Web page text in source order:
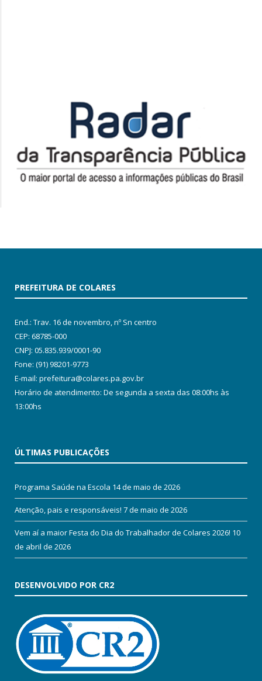
PREFEITURA DE COLARES
End.: Trav. 16 de novembro, nº Sn centro
CEP: 68785-000
CNPJ: 05.835.939/0001-90
Fone: (91) 98201-9773
E-mail: prefeitura@colares.pa.gov.br
Horário de atendimento: De segunda a sexta das 08:00hs às
13:00hs
ÚLTIMAS PUBLICAÇÕES
Programa Saúde na Escola 14 de maio de 2026
Atenção, pais e responsáveis! 7 de maio de 2026
Vem aí a maior Festa do Dia do Trabalhador de Colares 2026! 10
de abril de 2026
DESENVOLVIDO POR CR2